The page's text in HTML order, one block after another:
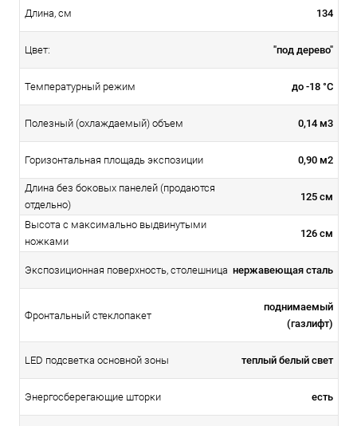
Длина, см 134
Цвет: "под дерево"
Температурный режим до -18 °С
Полезный (охлаждаемый) объем 0,14 м3
Горизонтальная площадь экспозиции 0,90 м2
Длина без боковых панелей (продаются
отдельно)
125 см
Высота с максимально выдвинутыми
ножками
126 см
Экспозиционная поверхность, столешница нержавеющая сталь
Фронтальный стеклопакет
поднимаемый
(газлифт)
LED подсветка основной зоны теплый белый свет
Энергосберегающие шторки есть